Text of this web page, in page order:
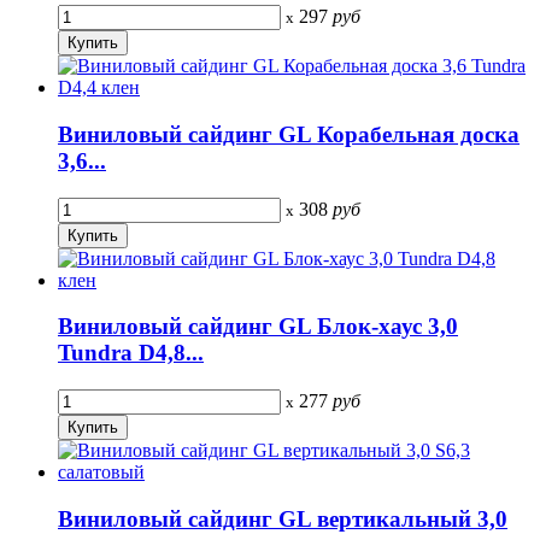
x 297 руб
Виниловый сайдинг GL Корабельная доска
3,6...
x 308 руб
Виниловый сайдинг GL Блок-хаус 3,0
Tundra D4,8...
x 277 руб
Виниловый сайдинг GL вертикальный 3,0